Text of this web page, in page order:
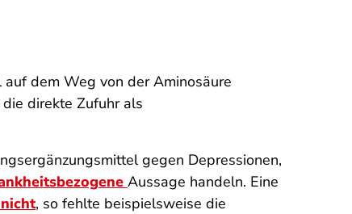
dem Weg von der Aminosäure
direkte Zufuhr als
gegen Depressionen,
Aussage handeln. Eine
, so fehlte beispielsweise die